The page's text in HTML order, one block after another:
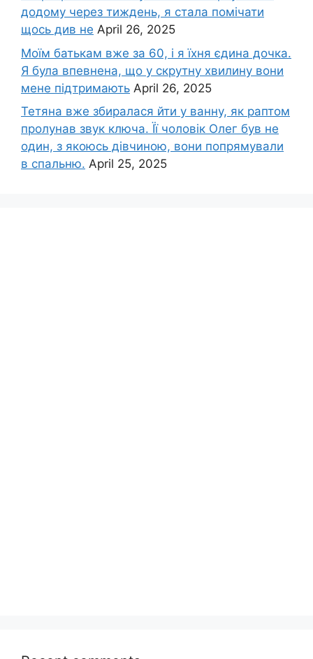
додому через тиждень, я стала помічати
щось див не April 26, 2025
Моїм батькам вже за 60, і я їхня єдина дочка.
Я була впевнена, що у скрутну хвилину вони
мене підтримають April 26, 2025
Тетяна вже збиралася йти у ванну, як раптом
пролунав звук ключа. Її чоловік Олег був не
один, з якоюсь дівчиною, вони попрямували
в спальню. April 25, 2025